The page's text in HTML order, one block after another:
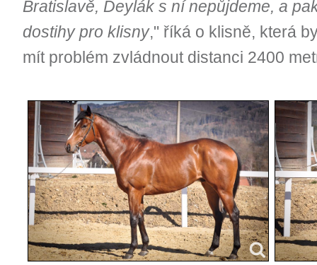
Bratislavě, Deylák s ní nepůjdeme, a
dostihy pro klisny," říká o klisně, která
mít problém zvládnout distanci 2400